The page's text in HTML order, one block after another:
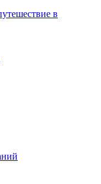
в